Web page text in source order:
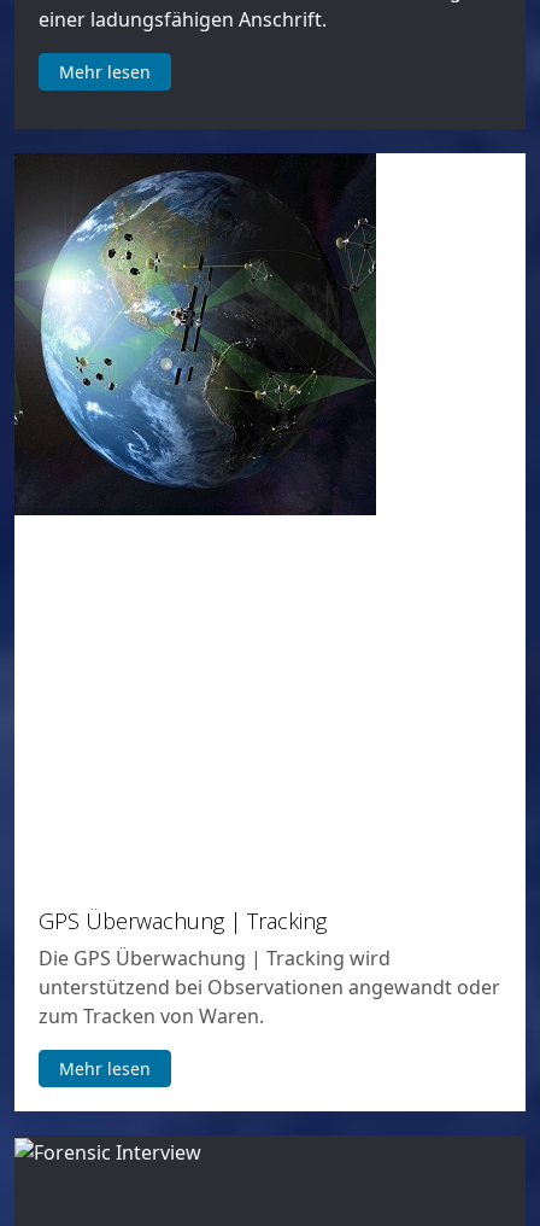
einer ladungsfähigen Anschrift.
Mehr lesen
GPS Überwachung | Tracking
Die GPS Überwachung | Tracking wird
unterstützend bei Observationen angewandt oder
zum Tracken von Waren.
Mehr lesen